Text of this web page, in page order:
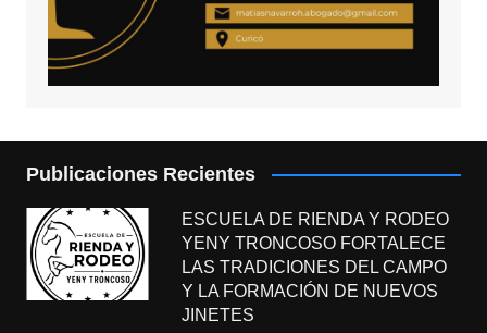
Publicaciones Recientes
ESCUELA DE RIENDA Y RODEO
YENY TRONCOSO FORTALECE
LAS TRADICIONES DEL CAMPO
Y LA FORMACIÓN DE NUEVOS
JINETES